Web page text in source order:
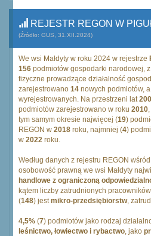
REJESTR REGON W
(Źródło: GUS, 31.XII.2024)
We wsi Małdyty w roku 2024 w rejestrze
156 podmiotów gospodarki narodowej,
fizyczne prowadzące działalność
zarejestrowano 14 nowych podmiotów, a
wyrejestrowanych. Na przestrzeni lat
podmiotów zarejestrowano w roku 2010
tym samym okresie najwięcej (19)
REGON w 2018 roku, najmniej (4)
w 2022 roku.
Według danych z rejestru REGON
osobowość prawną we wsi Małdyty
handlowe z ograniczoną
kątem liczby zatrudnionych
(148) jestmikro-przedsiębiorstw,
4,5% (7) podmiotów jako rodzaj
leśnictwo, łowiectwo i rybactwo, jako